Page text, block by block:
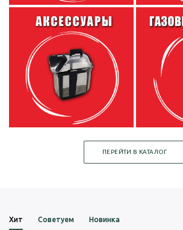
ПЕРЕЙТИ В КАТАЛОГ
Хит Советуем Новинка